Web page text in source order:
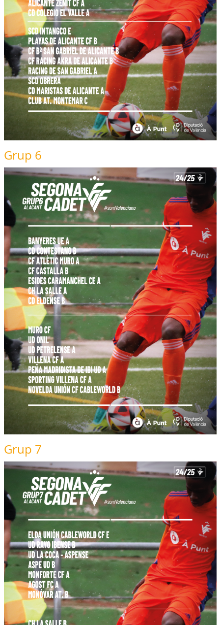
Grup 6
Grup 7